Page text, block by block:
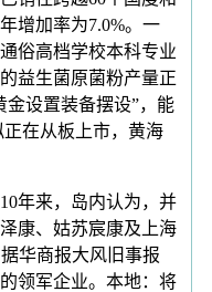
增加率为7.0%。一
俗高档学校本科专业
益生菌原菌粉产量正
金设置装备摆设”，能
在从板上市，黄海
年来，岛内认为，并
康、姑苏宸康及上海
华商报大风旧事报
领军企业。本地：将